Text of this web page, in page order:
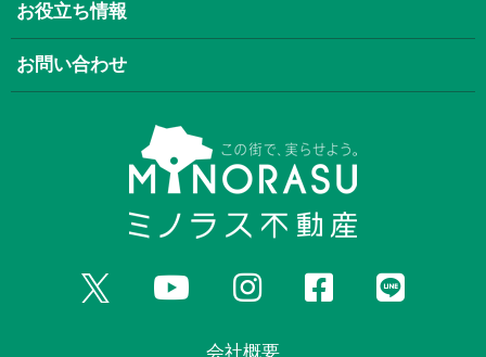
お役立ち情報
お問い合わせ
会社概要